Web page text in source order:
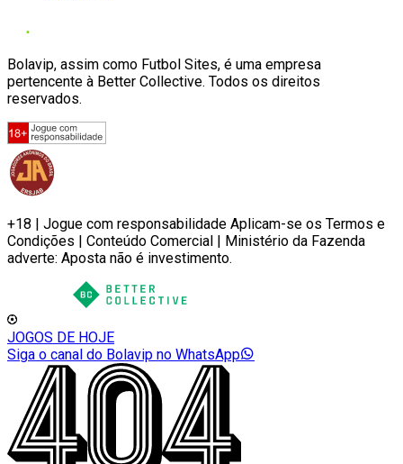
Bolavip, assim como Futbol Sites, é uma empresa
pertencente à Better Collective. Todos os direitos
reservados.
+18 | Jogue com responsabilidade Aplicam-se os Termos e
Condições | Conteúdo Comercial | Ministério da Fazenda
adverte: Aposta não é investimento.
JOGOS DE HOJE
Siga o canal do Bolavip no WhatsApp